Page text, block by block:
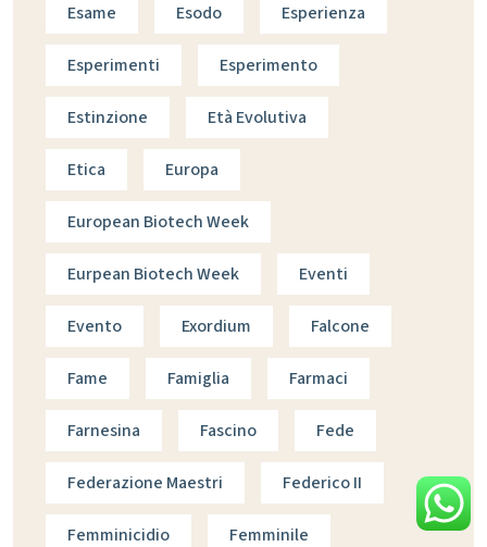
Esame Esodo Esperienza
Esperimenti Esperimento
Estinzione Età Evolutiva
Etica Europa
European Biotech Week
Eurpean Biotech Week Eventi
Evento Exordium Falcone
Fame Famiglia Farmaci
Farnesina Fascino Fede
Federazione Maestri Federico II
Femminicidio Femminile